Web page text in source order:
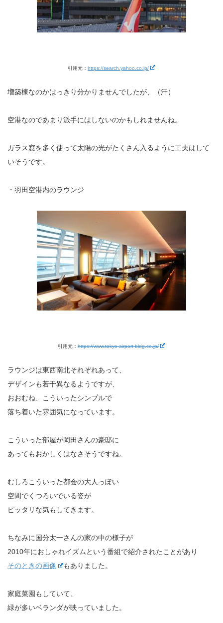
引用元： https://search.yahoo.co.jp/
増築棟なのかはっきり分かりませんでしたが、（汗）
空港なのであまり派手にはしないのかもしれませんね。
ガラス窓を多く使って太陽の光がたくさん入るように工夫はして
いそうです。
・羽田空港内のラウンジ
引用元： https://www.tokyo-airport-bldg.co.jp/
ラウンジは東西南北それぞれあって、
デザインも若干異なるようですが、
おおむね、こういったシンプルで
落ち着いた雰囲気になっています。
こういった部屋が岡田さんの豪邸に
あってもおかしくはなさそうですね。
むしろこういった都会の大人っぽい
空間でくつろいでいる姿が
ピッタリな気もしてきます。
ちなみに国分太一さんの家の中の様子が
2010年におしゃれイズムという番組で紹介されたことがあり
そのときの画像
もありました。
家庭菜園もしていて、
緑が多いベランダが映っていました。